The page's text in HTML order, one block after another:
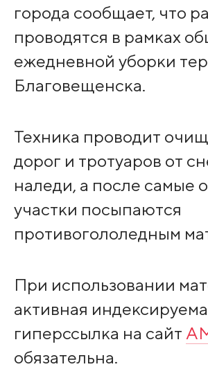
города сообщает, что
проводятся в рамках
ежедневной уборки
Благовещенска.
Техника проводит
дорог и тротуаров от
наледи, а после самые
участки посыпаются
противогололедным
При использовании
активная
гиперссылка на сайт
обязательна.